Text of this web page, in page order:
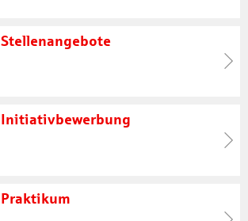
Stellenangebote
Initiativbewerbung
Praktikum